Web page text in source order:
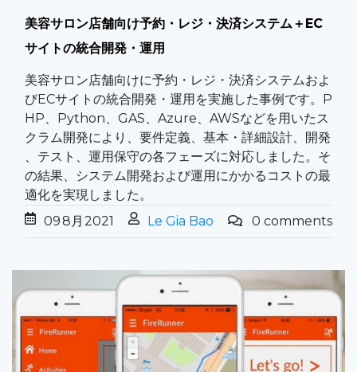
美容サロン店舗向け予約・レジ・決済システム＋EC
サイトの統合開発・運用​
美容サロン店舗向けに予約・レジ・決済システムおよ
びECサイトの統合開発・運用を実施した事例です。P
HP、Python、GAS、Azure、AWSなどを用いたス
クラム開発により、要件定義、基本・詳細設計、開発
、テスト、運用保守の各フェーズに対応しました。そ
の結果、システム開発および運用にかかるコストの最
適化を実現しました。
098月 2021 Le Gia Bao 0 comments